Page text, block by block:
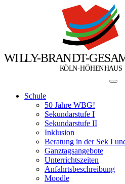
WILLY-BRANDT-GESA
KÖLN-HÖHENHAUS
Schule
50 Jahre WBG!
Sekundarstufe I
Sekundarstufe II
Inklusion
Beratung in der Sek I
Ganztagsangebote
Unterrichtszeiten
Anfahrtsbeschreibung
Moodle